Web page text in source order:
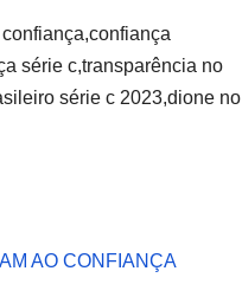
série c,transparência no
série c 2023,dione no
AO CONFIANÇA